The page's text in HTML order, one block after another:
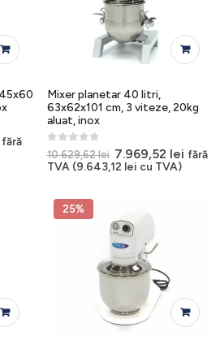
fără
Mixer planetar 40 litri,
63x62x101 cm, 3 viteze, 20kg
aluat, inox
0out of 5
10.629,62lei Prețul
inițial
7.969,52 lei Prețul
fără
TVA (9.643,12 lei cu TVA)
25%